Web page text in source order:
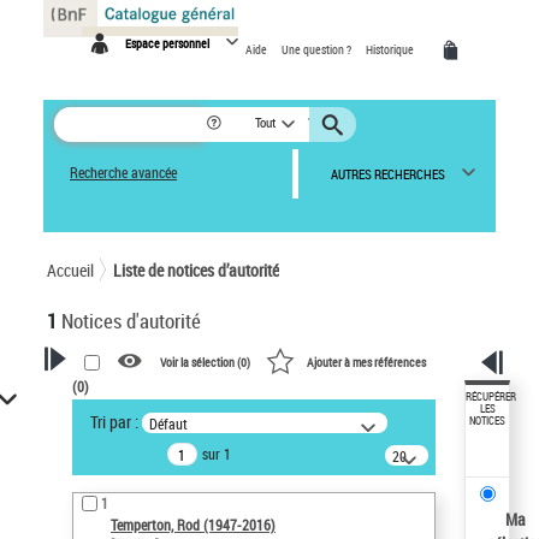
Espace personnel Aide Une question ? Historique
Tout
Recherche avancée AUTRES RECHERCHES
Accueil Liste de notices d’autorité
1 Notices d'autorité
VOTRE RECHERCHE
Recherche avancée dans les
notices d’autorité
Œuvres liées à l'auteur :
Temperton, Rod (1947-2016)
Voir la sélection (0) Ajouter à mes références
(0)
Tri par : Défaut
sur 1
20
résultats/page
1
Temperton, Rod (1947-2016)
RÉCUPÉRER
LES
NOTICES
Ma
Panneau de gestion des cookies